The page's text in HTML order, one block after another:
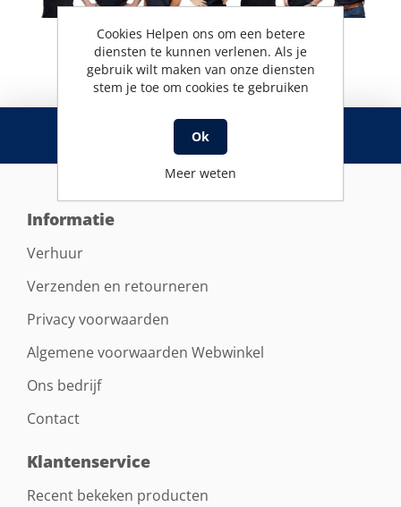
RSS
Informatie
Verhuur
Verzenden en retourneren
Privacy voorwaarden
Algemene voorwaarden Webwinkel
Ons bedrijf
Contact
Klantenservice
Recent bekeken producten
Cookies Helpen ons om een betere
diensten te kunnen verlenen. Als je
gebruik wilt maken van onze diensten
stem je toe om cookies te gebruiken
Ok
Meer weten